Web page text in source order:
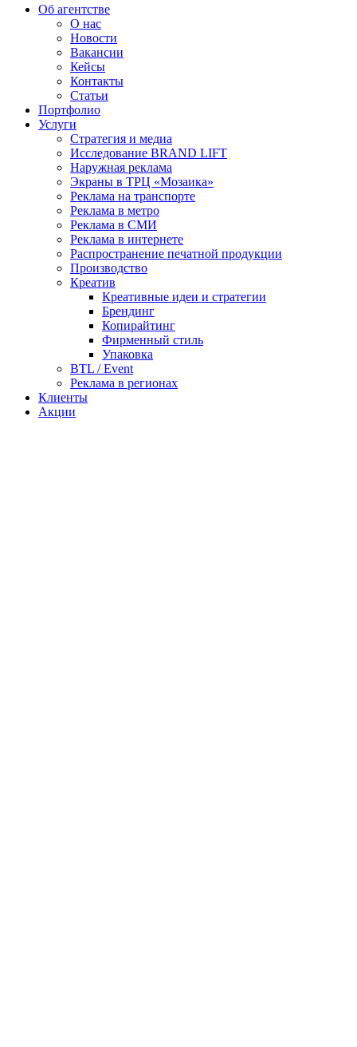
Об агентстве
О нас
Новости
Вакансии
Кейсы
Контакты
Статьи
Портфолио
Услуги
Стратегия и медиа
Исследование BRAND LIFT
Наружная реклама
Экраны в ТРЦ «Мозаика»
Реклама на транспорте
Реклама в метро
Реклама в СМИ
Реклама в интернете
Распространение печатной продукции
Производство
Креатив
Креативные идеи и стратегии
Брендинг
Копирайтинг
Фирменный стиль
Упаковка
BTL / Event
Реклама в регионах
Клиенты
Акции